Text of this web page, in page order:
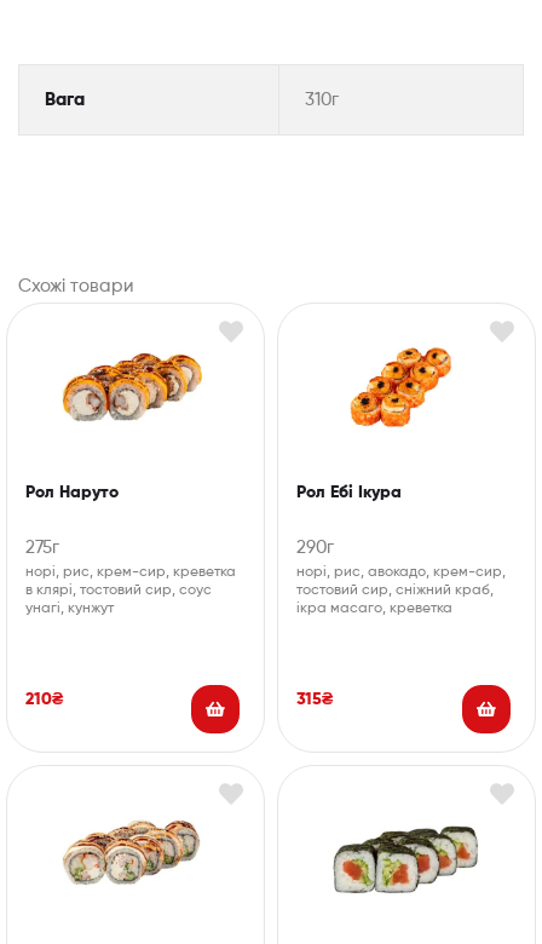
Вага 310г
Схожі товари
Рол Наруто
275г
норі, рис, крем-сир, креветка
в клярі, тостовий сир, соус
унагі, кунжут
210₴
Рол Ебі Ікура
290г
норі, рис, авокадо, крем-сир,
тостовий сир, сніжний краб,
ікра масаго, креветка
315₴